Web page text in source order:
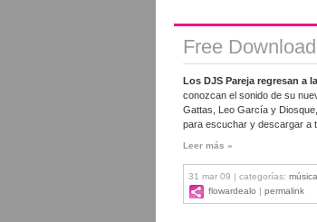
Free
Los DJS Pareja regresan a
conozcan el sonido de su
Gattas, Leo García y
para escuchar y descargar a
Leer más »
31 mar 09 | categorías: música
flowardealo | permalink